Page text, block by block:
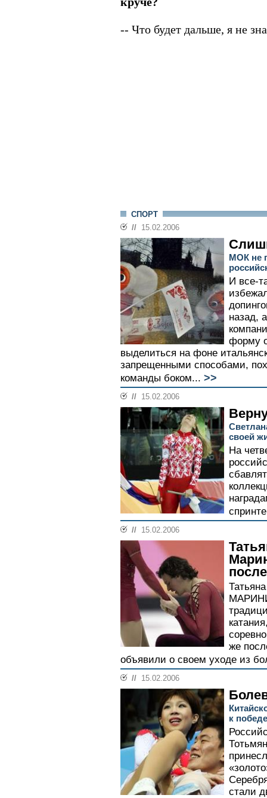
-- Что будет дальше, я не
СПОРТ
// 15.02.2006
МОК не
И все-
назад,
форму
выделиться на фоне
запрещенными способами,
команды боком... >>
// 15.02.2006
своей
На
// 15.02.2006
же
объявили о своем уходе из
// 15.02.2006
к победе
стали